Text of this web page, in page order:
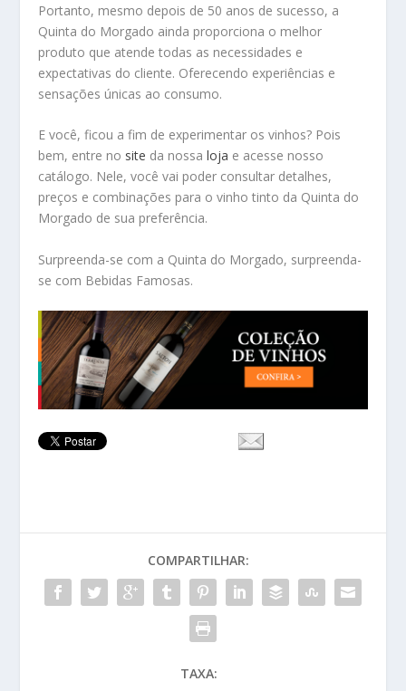
Portanto, mesmo depois de 50 anos de sucesso, a
Quinta do Morgado ainda proporciona o melhor
produto que atende todas as necessidades e
expectativas do cliente. Oferecendo experiências e
sensações únicas ao consumo.
E você, ficou a fim de experimentar os vinhos? Pois
bem, entre no site da nossaloja e acesse nosso
catálogo. Nele, você vai poder consultar detalhes,
preços e combinações para o vinho tinto da Quinta do
Morgado de sua preferência.
Surpreenda-se com a Quinta do Morgado, surpreenda-
se com Bebidas Famosas.
COMPARTILHAR:
TAXA: